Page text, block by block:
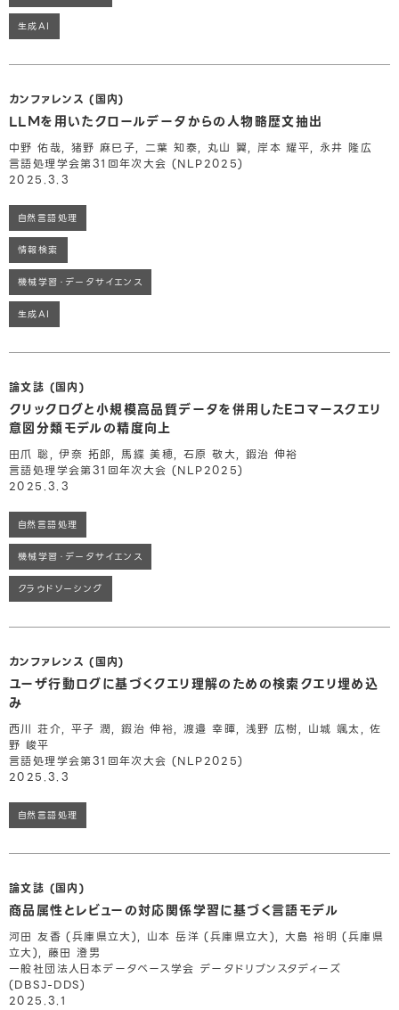
生成AI
カンファレンス (国内)
LLMを用いたクロールデータからの人物略歴文抽出
中野 佑哉, 猪野 麻巳子, 二葉 知泰, 丸山 翼, 岸本 耀平, 永井 隆広
言語処理学会第31回年次大会 (NLP2025)
2025.3.3
自然言語処理
情報検索
機械学習・データサイエンス
生成AI
論文誌 (国内)
クリックログと小規模高品質データを併用したEコマースクエリ
意図分類モデルの精度向上
田爪 聡, 伊奈 拓郎, 馬緤 美穂, 石原 敬大, 鍜治 伸裕
言語処理学会第31回年次大会 (NLP2025)
2025.3.3
自然言語処理
機械学習・データサイエンス
クラウドソーシング
カンファレンス (国内)
ユーザ行動ログに基づくクエリ理解のための検索クエリ埋め込
み
西川 荘介, 平子 潤, 鍜治 伸裕, 渡邉 幸暉, 浅野 広樹, 山城 颯太, 佐
野 峻平
言語処理学会第31回年次大会 (NLP2025)
2025.3.3
自然言語処理
論文誌 (国内)
商品属性とレビューの対応関係学習に基づく言語モデル
河田 友香 (兵庫県立大), 山本 岳洋 (兵庫県立大), 大島 裕明 (兵庫県
立大), 藤田 澄男
一般社団法人日本データベース学会 データドリブンスタディーズ
(DBSJ-DDS)
2025.3.1